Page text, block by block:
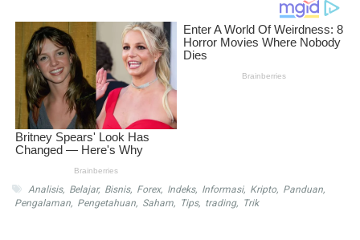
Analisis, Belajar, Bisnis, Forex, Indeks, Informasi, Kripto, Panduan,
Pengalaman, Pengetahuan, Saham, Tips, trading, Trik